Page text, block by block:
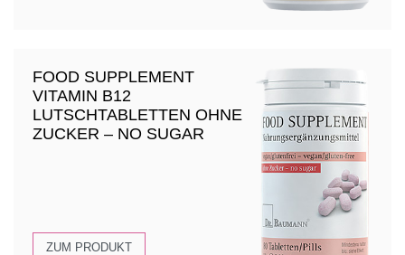
FOOD SUPPLEMENT
VITAMIN B12
LUTSCHTABLETTEN OHNE
ZUCKER – NO SUGAR
ZUM PRODUKT